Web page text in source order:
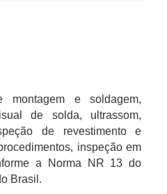
montagem e soldagem,
de solda, ultrassom,
de revestimento e
inspeção em
a Norma NR 13 do
Brasil.